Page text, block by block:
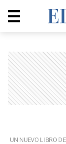
UN NUEVO LIBRO